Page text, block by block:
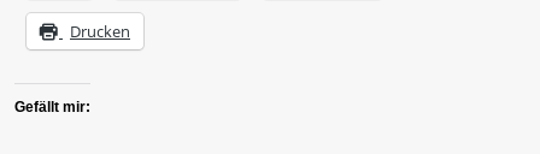
Drucken
Gefällt mir: